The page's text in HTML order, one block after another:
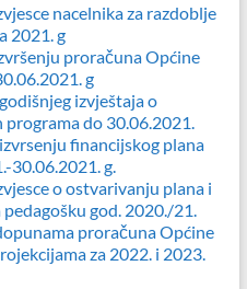
nacelnika za razdoblje
2021. g
proračuna Općine
g
izvještaja o
do 30.06.2021.
financijskog plana
30.06.2021. g.
o ostvarivanju plana i
god. 2020./21.
proračuna Općine
za 2022. i 2023.